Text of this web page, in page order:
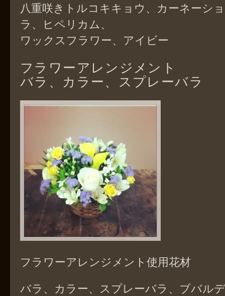
八重咲きトルコキキョウ、カーネーシ
ラ、ヒペリカム、
ワックスフラワー、アイビー
フラワーアレンジメント
バラ、カラー、スプレーバラ
フラワーアレンジメント使用花材
バラ、カラー、スプレーバラ、ブバル